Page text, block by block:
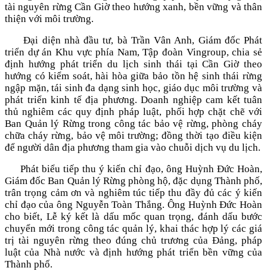
tài nguyên rừng Cần Giờ theo hướng xanh, bền vững và thân
thiện với môi trường.
Đại diện nhà đầu tư, bà Trần Vân Anh, Giám đốc Phát
triển dự án Khu vực phía Nam, Tập đoàn Vingroup, chia sẻ
định hướng phát triển du lịch sinh thái tại Cần Giờ theo
hướng có kiểm soát, hài hòa giữa bảo tồn hệ sinh thái rừng
ngập mặn, tái sinh đa dạng sinh học, giáo dục môi trường và
phát triển kinh tế địa phương. Doanh nghiệp cam kết tuân
thủ nghiêm các quy định pháp luật, phối hợp chặt chẽ với
Ban Quản lý Rừng trong công tác bảo vệ rừng, phòng cháy
chữa cháy rừng, bảo vệ môi trường; đồng thời tạo điều kiện
để người dân địa phương tham gia vào chuỗi dịch vụ du lịch.
Phát biểu tiếp thu ý kiến chỉ đạo, ông Huỳnh Đức Hoàn,
Giám đốc Ban Quản lý Rừng phòng hộ, đặc dụng Thành phố,
trân trọng cảm ơn và nghiêm túc tiếp thu đầy đủ các ý kiến
chỉ đạo của ông Nguyễn Toàn Thắng. Ông Huỳnh Đức Hoàn
cho biết, Lễ ký kết là dấu mốc quan trọng, đánh dấu bước
chuyển mới trong công tác quản lý, khai thác hợp lý các giá
trị tài nguyên rừng theo đúng chủ trương của Đảng, pháp
luật của Nhà nước và định hướng phát triển bền vững của
Thành phố.